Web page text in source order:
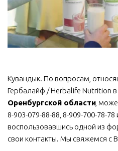
Кувандык. По вопросам,
Гербалайф / Herbalife Nutrition в
Оренбургской области,
8-903-079-88-88, 8-909-700-78-78
воспользовавшись одной из
свои контакты. Мы свяжемся с